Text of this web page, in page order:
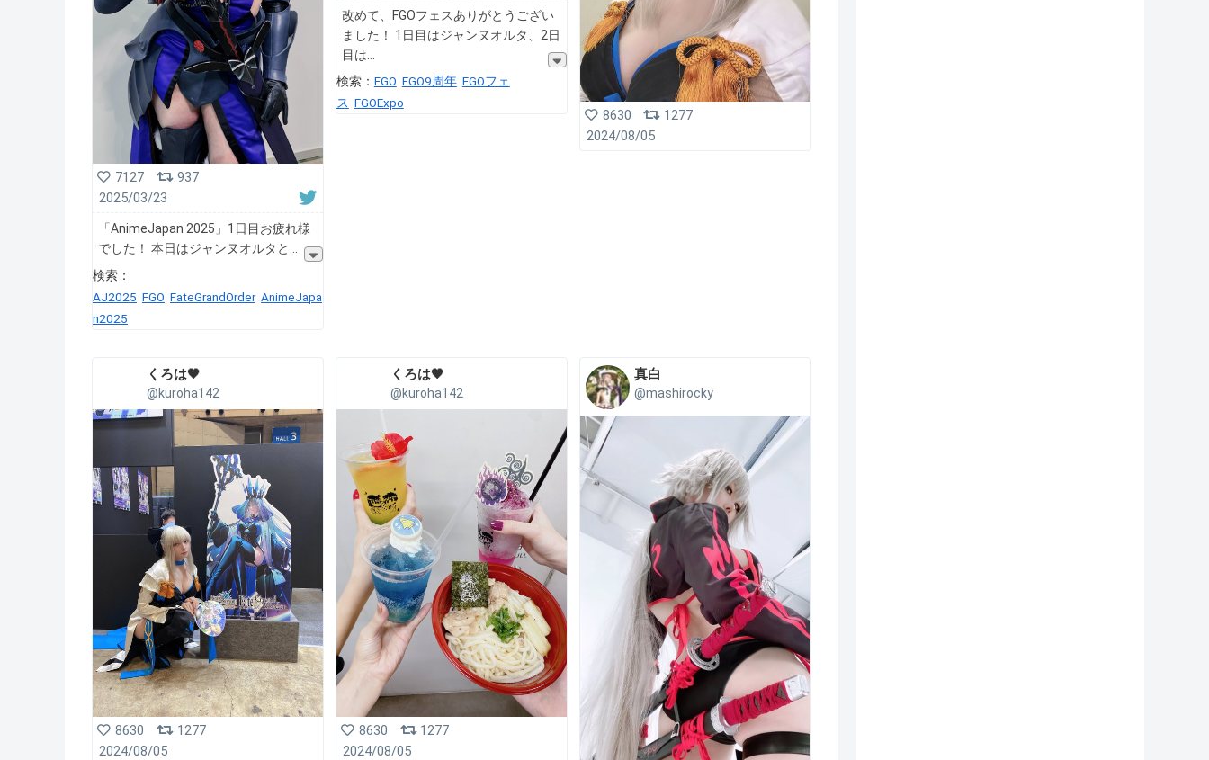
7127
937
2025/03/23
「AnimeJapan 2025」1日目お疲れ様
でした！ 本日はジャンヌオルタと
検索：
AJ2025 FGO️ FateGrandOrder AnimeJapa
n2025
改めて、FGOフェスありがとうござい
ました！ 1日目はジャンヌオルタ、2日
目は
検索： FGO FGO9周年 FGOフェ
ス FGOExpo
8630
1277
2024/08/05
くろは🖤
@kuroha142
8630
1277
2024/08/05
くろは🖤
@kuroha142
8630
1277
2024/08/05
真白
@mashirocky